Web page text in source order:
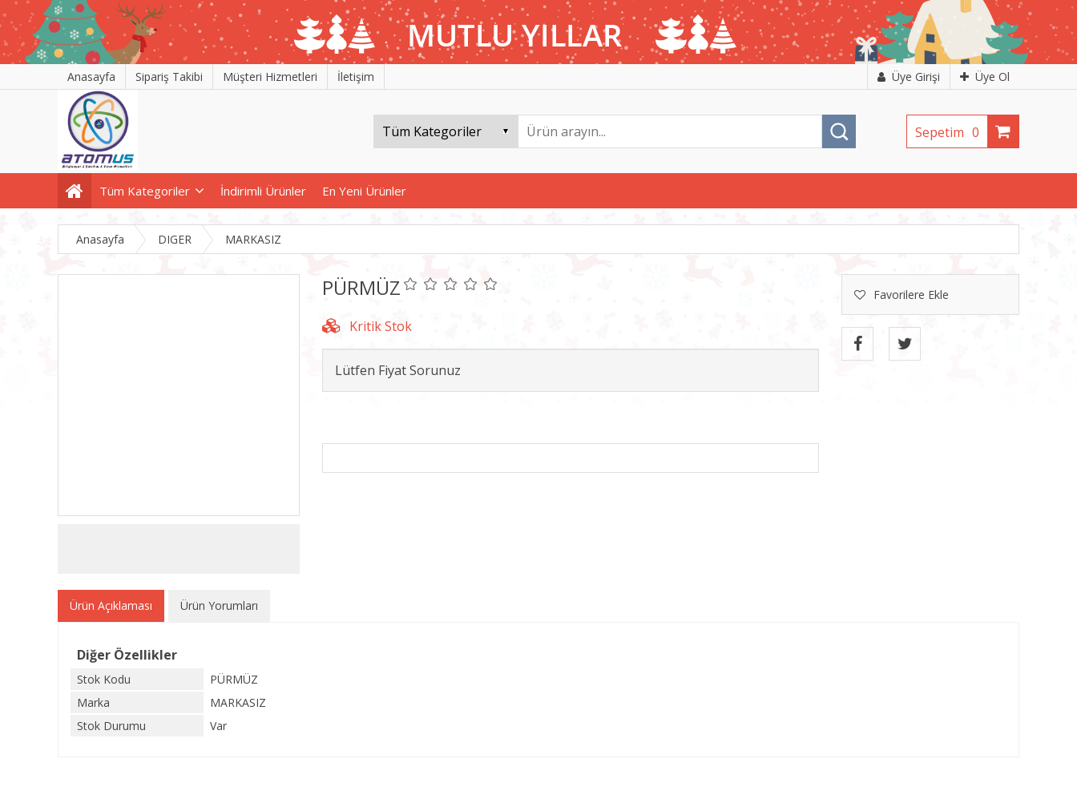
Anasayfa Sipariş Takibi Müşteri Hizmetleri İletişim Üye Girişi Üye Ol
Sepetim 0
Tüm Kategoriler İndirimli Ürünler En Yeni Ürünler
Anasayfa DIGER MARKASIZ
PÜRMÜZ Favorilere Ekle
Lütfen Fiyat Sorunuz
Ürün Açıklaması Ürün Yorumları
Diğer Özellikler
Stok Kodu
PÜRMÜZ
Marka
MARKASIZ
Stok Durumu
Var